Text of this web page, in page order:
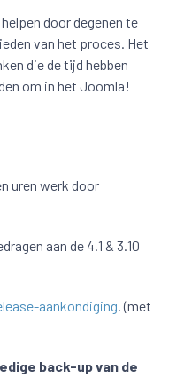
door degenen te
van het proces. Het
die de tijd hebben
om in het Joomla!
uren werk door
aan de 4.1 & 3.10
aankondiging. (met
back-up van de